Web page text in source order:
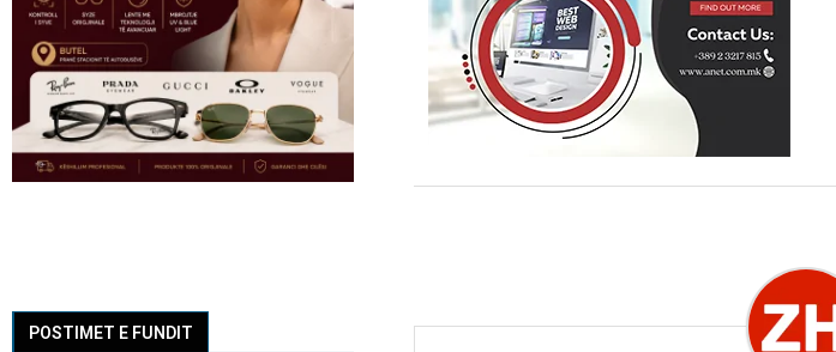
POSTIMET E FUNDIT